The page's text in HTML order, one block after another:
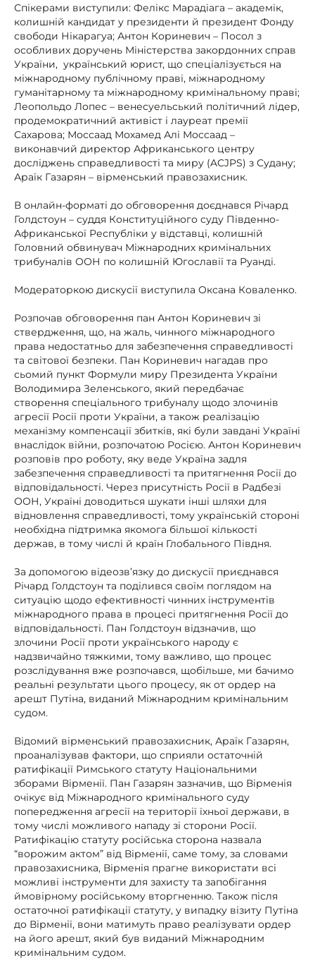
Спікерами виступили: Фелікс Марадіага – академік,
колишній кандидат у президенти й президент Фонду
свободи Нікарагуа; Антон Кориневич – Посол з
особливих доручень Міністерства закордонних справ
України, український юрист, що спеціалізується на
міжнародному публічному праві, міжнародному
гуманітарному та міжнародному кримінальному праві;
Леопольдо Лопес – венесуельський політичний лідер,
продемократичний активіст і лауреат премії
Сахарова; Моссаад Мохамед Алі Моссаад –
виконавчий директор Африканського центру
досліджень справедливості та миру (ACJPS) з Судану;
Араїк Газарян – вірменський правозахисник.
В онлайн-форматі до обговорення доєднався Річард
Голдстоун – суддя Конституційного суду Південно-
Африканської Республіки у відставці, колишній
Головний обвинувач Міжнародних кримінальних
трибуналів ООН по колишній Югославії та Руанді.
Модераторкою дискусії виступила Оксана Коваленко.
Розпочав обговорення пан Антон Кориневич зі
ствердження, що, на жаль, чинного міжнародного
права недостатньо для забезпечення справедливості
та світової безпеки. Пан Кориневич нагадав про
сьомий пункт Формули миру Президента України
Володимира Зеленського, який передбачає
створення спеціального трибуналу щодо злочинів
агресії Росії проти України, а також реалізацію
механізму компенсації збитків, які були завдані Україні
внаслідок війни, розпочатою Росією. Антон Кориневич
розповів про роботу, яку веде Україна задля
забезпечення справедливості та притягнення Росії до
відповідальності. Через присутність Росії в Радбезі
ООН, Україні доводиться шукати інші шляхи для
відновлення справедливості, тому українській стороні
необхідна підтримка якомога більшої кількості
держав, в тому числі й країн Глобального Півдня.
За допомогою відеозв’язку до дискусії приєднався
Річард Голдстоун та поділився своїм поглядом на
ситуацію щодо ефективності чинних інструментів
міжнародного права в процесі притягнення Росії до
відповідальності. Пан Голдстоун відзначив, що
злочини Росії проти українського народу є
надзвичайно тяжкими, тому важливо, що процес
розслідування вже розпочався, щобільше, ми бачимо
реальні результати цього процесу, як от ордер на
арешт Путіна, виданий Міжнародним кримінальним
судом.
Відомий вірменський правозахисник, Араїк Газарян,
проаналізував фактори, що сприяли остаточній
ратифікації Римського статуту Національними
зборами Вірменії. Пан Газарян зазначив, що Вірменія
очікує від Міжнародного кримінального суду
попередження агресії на території їхньої держави, в
тому числі можливого нападу зі сторони Росії.
Ратифікацію статуту російська сторона назвала
“ворожим актом” від Вірменії, саме тому, за словами
правозахисника, Вірменія прагне використати всі
можливі інструменти для захисту та запобігання
ймовірному російському вторгненню. Також після
остаточної ратифікації статуту, у випадку візиту Путіна
до Вірменії, вони матимуть право реалізувати ордер
на його арешт, який був виданий Міжнародним
кримінальним судом.